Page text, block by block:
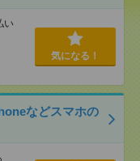
い
気になる！
などスマホの